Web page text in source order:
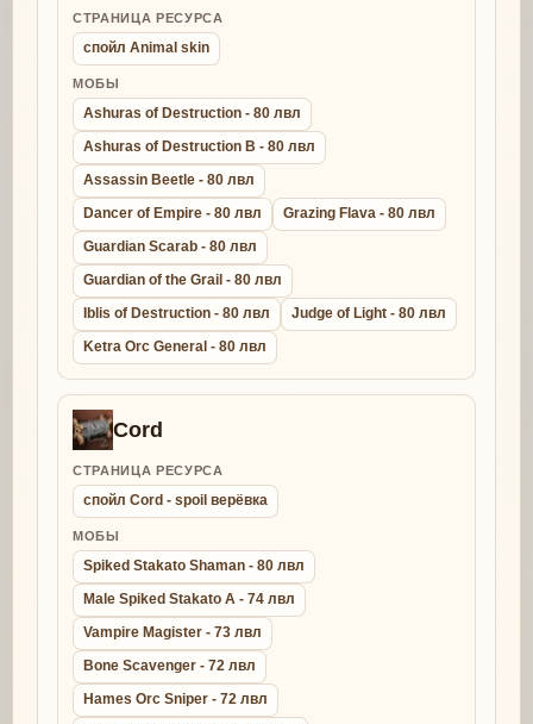
СТРАНИЦА РЕСУРСА
спойл Animal skin
МОБЫ
Ashuras of Destruction - 80 лвл
Ashuras of Destruction B - 80 лвл
Assassin Beetle - 80 лвл
Dancer of Empire - 80 лвл
Grazing Flava - 80 лвл
Guardian Scarab - 80 лвл
Guardian of the Grail - 80 лвл
Iblis of Destruction - 80 лвл
Judge of Light - 80 лвл
Ketra Orc General - 80 лвл
Cord
СТРАНИЦА РЕСУРСА
спойл Cord - spoil верёвка
МОБЫ
Spiked Stakato Shaman - 80 лвл
Male Spiked Stakato A - 74 лвл
Vampire Magister - 73 лвл
Bone Scavenger - 72 лвл
Hames Orc Sniper - 72 лвл